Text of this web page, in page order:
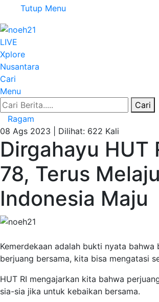
Tutup Menu
LIVE
Xplore
Nusantara
Cari
Menu
Cari
Ragam
08 Ags 2023 | Dilihat: 622 Kali
Dirgahayu HUT
78, Terus
Indonesia Maju
Kemerdekaan adalah bukti nyata bahwa
berjuang bersama, kita bisa mengatasi
HUT RI mengajarkan kita bahwa
sia-sia jika untuk kebaikan bersama.